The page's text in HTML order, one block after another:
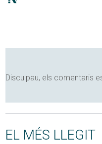
Disculpau, els comentaris
EL MÉS LLEGIT